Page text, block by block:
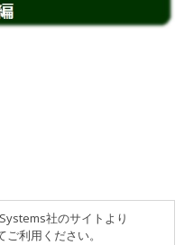
社のサイトより
利用ください。